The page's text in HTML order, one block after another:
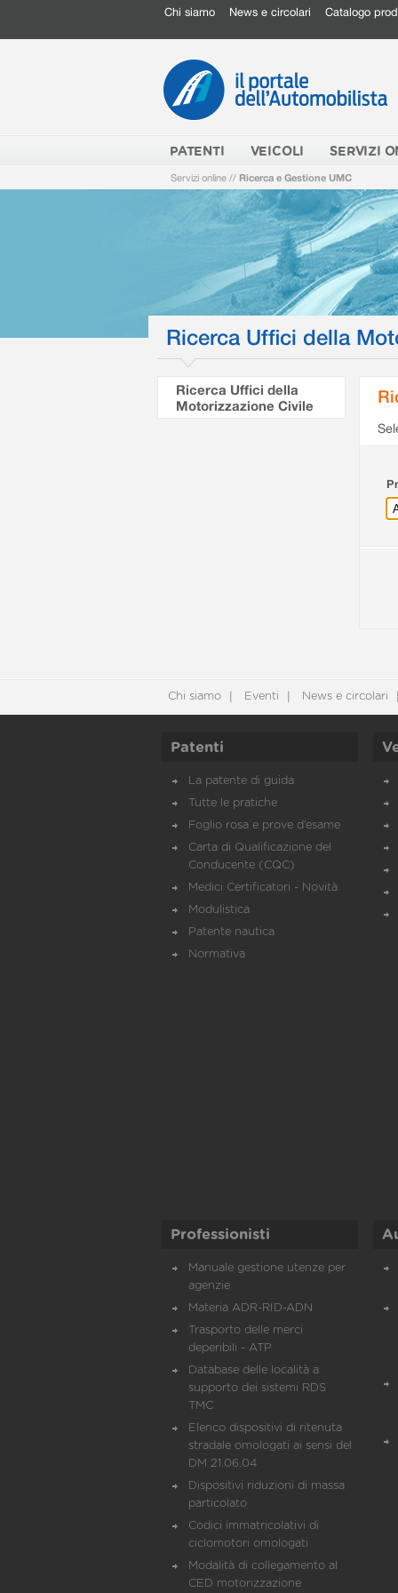
Chi siamo News e circolari Catalogo
PATENTI VEICOLI SERVIZI
Servizi online // Ricerca e Gestione UMC
Ricerca Uffici della
Ricerca Uffici della
Motorizzazione Civile
Chi siamo Eventi News e circolari
Patenti
La patente di guida
Tutte le pratiche
Foglio rosa e prove d’esame
Carta di Qualificazione del
Conducente (CQC)
Medici Certificatori - Novità
Modulistica
Patente nautica
Normativa
Professionisti
Manuale gestione utenze per
agenzie
Materia ADR-RID-ADN
Trasporto delle merci
deperibili - ATP
Database delle località a
supporto dei sistemi RDS
TMC
Elenco dispositivi di ritenuta
stradale omologati ai sensi del
DM 21.06.04
Dispositivi riduzioni di massa
particolato
Codici immatricolativi di
ciclomotori omologati
Modalità di collegamento al
CED motorizzazione